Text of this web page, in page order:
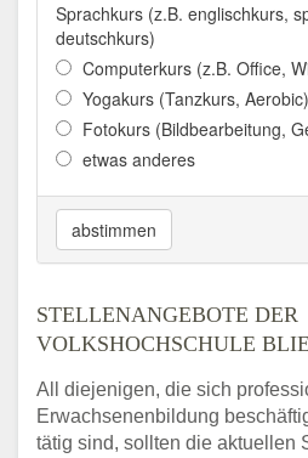
Sprachkurs (z.B. englischkurs,
deutschkurs)
Computerkurs (z.B. Office,
Yogakurs (Tanzkurs, Aerobic)
Fotokurs (Bildbearbeitung,
etwas anderes
abstimmen
STELLENANGEBOTE DER
VOLKSHOCHSCHULE
All diejenigen, die sich
Erwachsenenbildung
tätig sind, sollten die aktuellen